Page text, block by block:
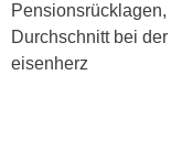
Durchschnitt bei
eisenherz